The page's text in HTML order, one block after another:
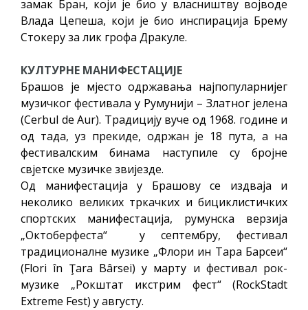
замак Бран, који је био у власништву војводе
Влада Цепеша, који је био инспирација Брему
Стокеру за лик грофа Дракуле.
КУЛТУРНЕ МАНИФЕСТАЦИЈЕ
Брашов је мјесто одржавања најпопуларнијег
музичког фестивала у Румунији – Златног јелена
(Cerbul de Aur). Традицију вуче од 1968. године и
од тада, уз прекиде, одржан je 18 пута, а на
фестивалским бинама наступиле су бројне
свјетске музичке звијезде.
Од манифестација у Брашову се издваја и
неколико великих тркачких и бициклистичких
спортских манифестација, румунска верзија
„Октоберфеста“ у септембру, фестивал
традиционалне музике „Флори ин Тара Барсеи“
(Flori în Ţara Bârsei) у марту и фестивал рок-
музике „Рокштат икстрим фест“ (RockStadt
Extreme Fest) у августу.